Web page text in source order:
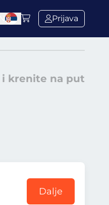
Prijava
krenite na put
Dalje